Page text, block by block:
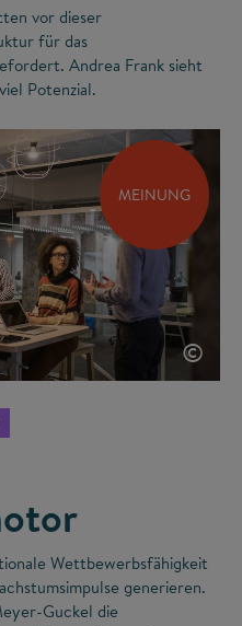
vor dieser
für das
Andrea Frank sieht
Potenzial.
MEINUNG
©
Wettbewerbsfähigkeit
generieren.
Guckel die